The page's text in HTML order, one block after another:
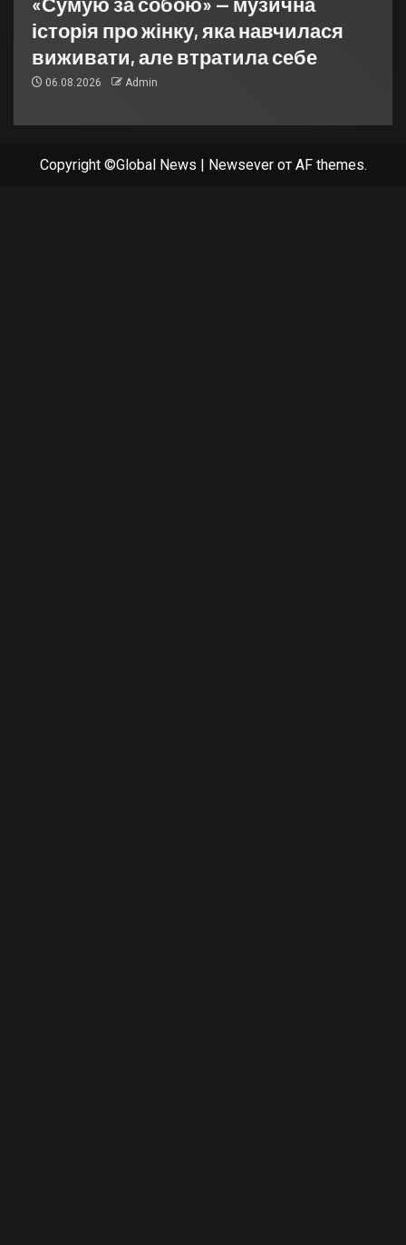
історія про жінку, яка навчилася
виживати, але втратила себе
06.08.2026 Admin
Copyright ©Global News Newseverот AF themes.